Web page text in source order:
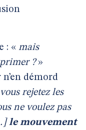
: « mais
?»
démord
rejetez les
ne voulez pas
le mouvement